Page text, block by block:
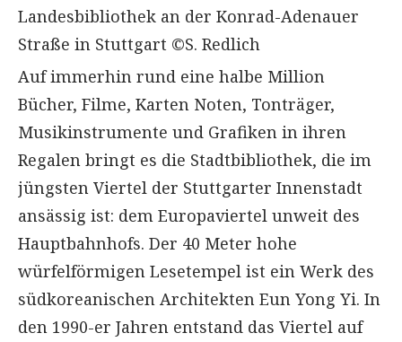
Landesbibliothek an der Konrad-Adenauer
Straße in Stuttgart ©S. Redlich
Auf immerhin rund eine halbe Million
Bücher, Filme, Karten Noten, Tonträger,
Musikinstrumente und Grafiken in ihren
Regalen bringt es die Stadtbibliothek, die im
jüngsten Viertel der Stuttgarter Innenstadt
ansässig ist: dem Europaviertel unweit des
Hauptbahnhofs. Der 40 Meter hohe
würfelförmigen Lesetempel ist ein Werk des
südkoreanischen Architekten Eun Yong Yi. In
den 1990-er Jahren entstand das Viertel auf